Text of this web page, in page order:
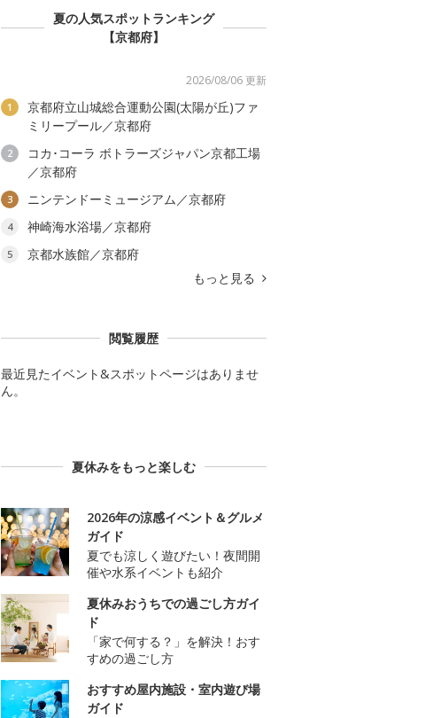
夏の人気スポットランキング
【京都府】
2026/08/06 更新
1
京都府立山城総合運動公園(太陽が丘)ファ
ミリープール／京都府
2
コカ･コーラ ボトラーズジャパン京都工場
／京都府
3 ニンテンドーミュージアム／京都府
4 神崎海水浴場／京都府
5
京都水族館／京都府
もっと見る
閲覧履歴
最近見たイベント&スポットページはありませ
ん。
夏休みをもっと楽しむ
2026年の涼感イベント＆グルメ
ガイド
夏でも涼しく遊びたい！夜間開
催や水系イベントも紹介
夏休みおうちでの過ごし方ガイ
ド
「家で何する？」を解決！おす
すめの過ごし方
おすすめ屋内施設・室内遊び場
ガイド